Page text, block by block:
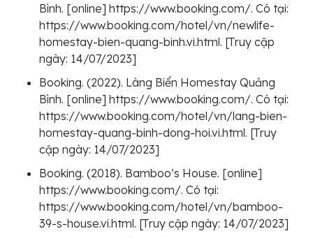
Bình. [online] https://www.booking.com/. Có tại:
https://www.booking.com/hotel/vn/newlife-
homestay-bien-quang-binh.vi.html. [Truy cập
ngày: 14/07/2023]
Booking. (2022). Làng Biển Homestay Quảng
Bình. [online] https://www.booking.com/. Có tại:
https://www.booking.com/hotel/vn/lang-bien-
homestay-quang-binh-dong-hoi.vi.html. [Truy
cập ngày: 14/07/2023]
Booking. (2018). Bamboo’s House. [online]
https://www.booking.com/. Có tại:
https://www.booking.com/hotel/vn/bamboo-
39-s-house.vi.html. [Truy cập ngày: 14/07/2023]